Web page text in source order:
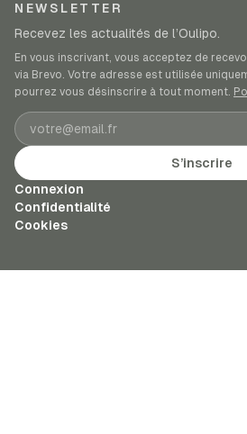
NEWSLETTER
Recevez les actualités de l’Oulipo.
En vous inscrivant, vous acceptez de
via Brevo. Votre adresse est utilisée
pourrez vous désinscrire à tout moment.
Adresse e-mail
S’inscrire
Connexion
Confidentialité
Cookies